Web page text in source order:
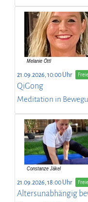
21.09.2026, 10:00 Uhr
QiGong
Meditation in
21.09.2026, 18:00 Uhr
Altersunabhängig